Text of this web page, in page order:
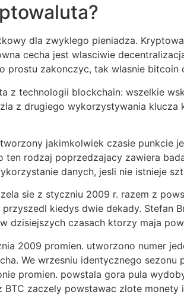
dla zwyklego pieniadza.
cecha jest wlasciwie
prostu zakonczyc, tak wlasnie bitcoin
z technologii blockchain: wszelkie
z drugiego wykorzystywania
jakimkolwiek czasie punkcie
ten rodzaj poprzedzajacy zawiera
danych, jesli nie istnieje
sie z styczniu 2009 r. razem z
kiedys dwie dekady. Stefan
dzisiejszych czasach ktorzy maja
2009 promien. utworzono numer
We wrzesniu identycznego
promien. powstala gora pula
BTC zaczely powstawac zlote